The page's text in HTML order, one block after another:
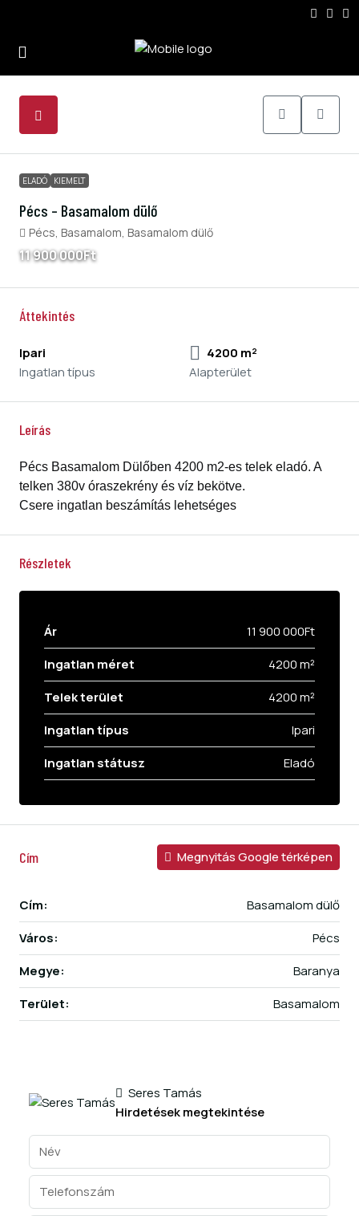
ELADÓ KIEMELT
Pécs – Basamalom dülő
Pécs, Basamalom, Basamalom dülő
11 900 000Ft
Áttekintés
Ipari
Ingatlan típus
4200 m²
Alapterület
Leírás
Pécs Basamalom Dülőben 4200 m2-es telek eladó. A
telken 380v óraszekrény és víz bekötve.
Csere ingatlan beszámítás lehetséges
Részletek
Ár
11 900 000Ft
Ingatlan méret
4200 m²
Telek terület
4200 m²
Ingatlan típus
Ipari
Ingatlan státusz
Eladó
Cím Megnyitás Google térképen
Cím:
Basamalom dülő
Város:
Pécs
Megye:
Baranya
Terület:
Basamalom
Seres Tamás
Hirdetések megtekintése